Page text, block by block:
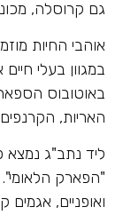
גם קרוסלה,
אוהבי החיות
במגוון בעלי
באוטובוס
האריות,
ליד נתב"ג נמצא
"הפארק
ואופניים, אגמים